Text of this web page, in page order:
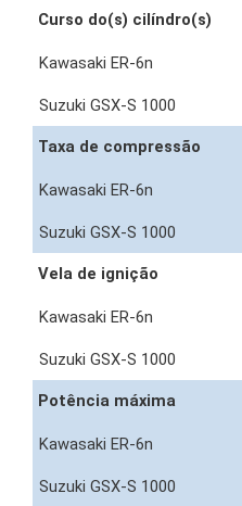
Curso do(s) cilíndro(s)
Taxa de compressão
Vela de ignição
Potência máxima